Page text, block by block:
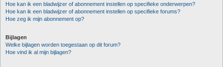
Hoe kan ik een bladwijzer of abonnement instellen op specifieke onderwerpen?
Hoe kan ik een bladwijzer of abonnement instellen op specifieke forums?
Hoe zeg ik mijn abonnement op?
Bijlagen
Welke bijlagen worden toegestaan op dit forum?
Hoe vind ik al mijn bijlagen?